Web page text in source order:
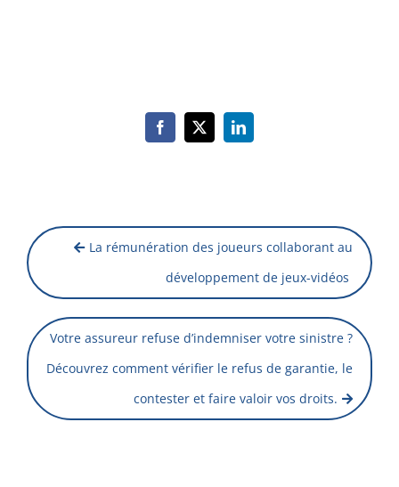
Facebook
X LinkedIn
La rémunération des joueurs collaborant au
développement de jeux-vidéos
Votre assureur refuse d’indemniser votre sinistre ?
Découvrez comment vérifier le refus de garantie, le
contester et faire valoir vos droits.